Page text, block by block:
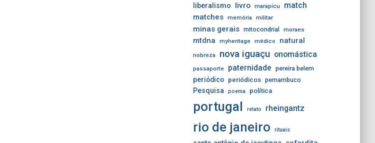
liberalismo livro marapicu match
matches memória militar
minas gerais mitocondrial moraes
mtdna myheritage médico natural
nobreza nova iguaçu onomástica
passaporte paternidade pereira belem
periódico periódicos pernambuco
Pesquisa poema política
portugal relato rheingantz
rio de janeiro rituais